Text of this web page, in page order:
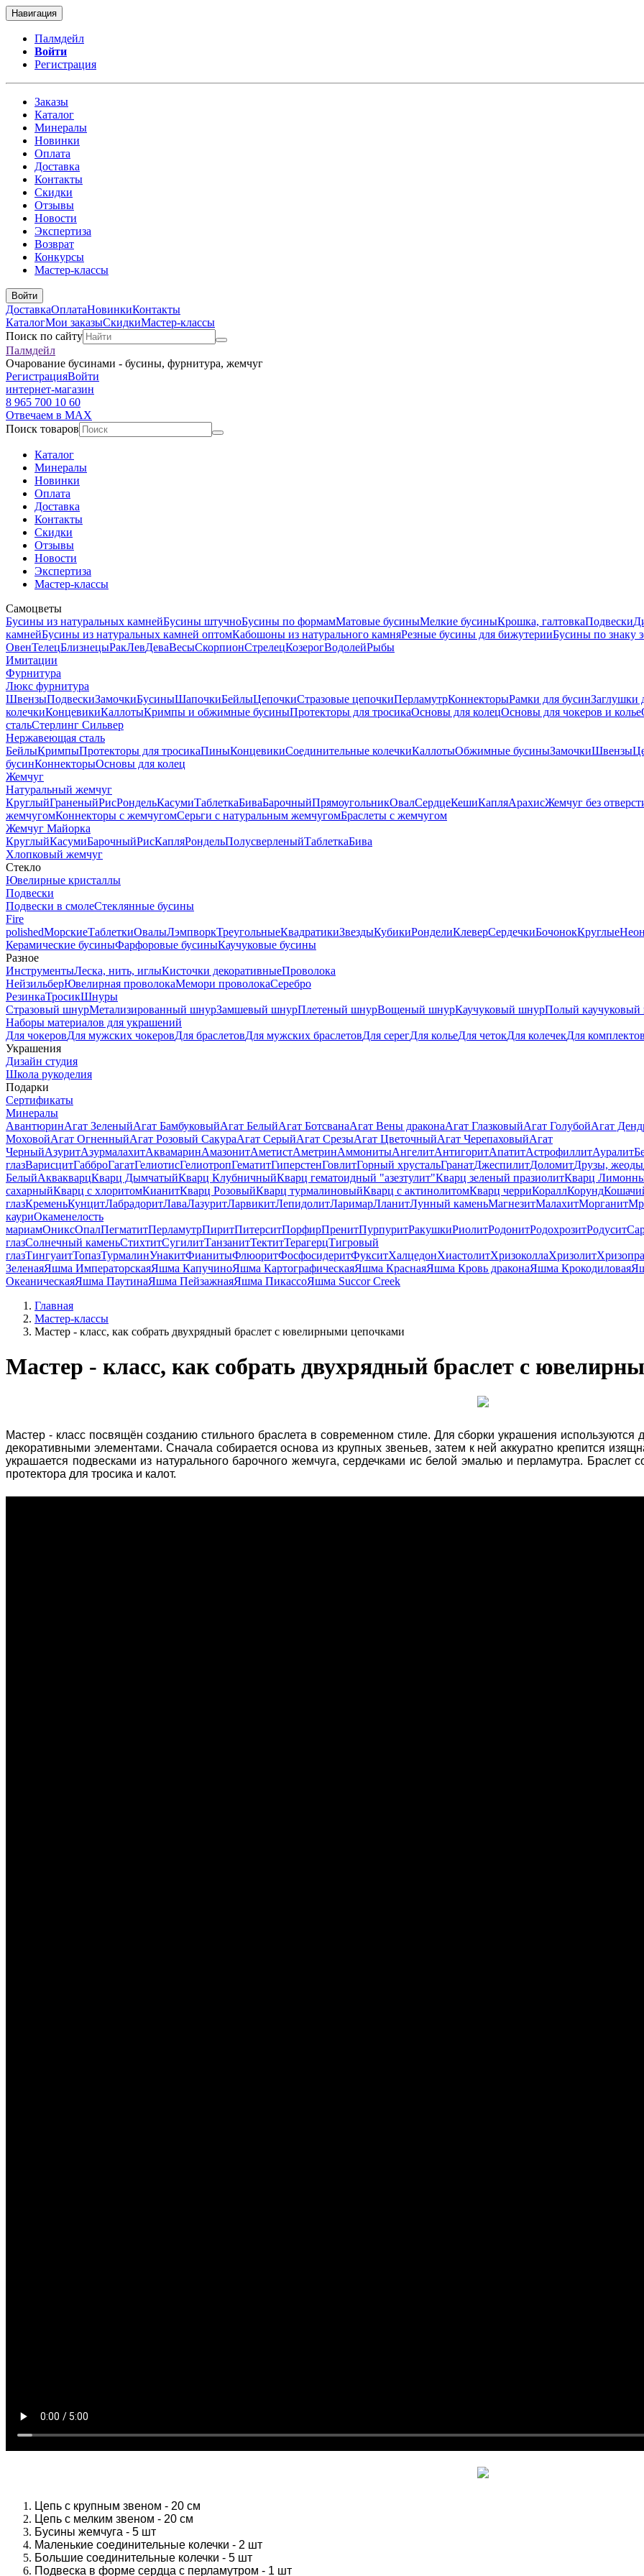
Навигация
Палмдейл
Войти
Регистрация
Заказы
Каталог
Минералы
Новинки
Оплата
Доставка
Контакты
Скидки
Отзывы
Новости
Экспертиза
Возврат
Конкурсы
Мастер-классы
Войти
ДоставкаОплатаНовинкиКонтакты
КаталогМои заказыСкидкиМастер-классы
Поиск по сайту
Палмдейл
Очарование бусинами - бусины, фурнитура, жемчуг
РегистрацияВойти
интернет-магазин
8 965 700 10 60
Отвечаем в MAX
Поиск товаров
Каталог
Минералы
Новинки
Оплата
Доставка
Контакты
Скидки
Отзывы
Новости
Экспертиза
Мастер-классы
Самоцветы
Бусины из натуральных камнейБусины штучноБусины по формамМатовые бусиныМелкие бусиныКрошка, галтовкаПодвески
камнейБусины из натуральных камней оптомКабошоны из натурального камняРезные бусины для бижутерииБусины по знаку
ОвенТелецБлизнецыРакЛевДеваВесыСкорпионСтрелецКозерогВодолейРыбы
Имитации
Фурнитура
Люкс фурнитура
ШвензыПодвескиЗамочкиБусиныШапочкиБейлыЦепочкиСтразовые цепочкиПерламутрКоннекторыРамки для бусинЗаглушки
колечкиКонцевикиКаллотыКримпы и обжимные бусиныПротекторы для тросикаОсновы для колецОсновы для чокеров и колье
стальСтерлинг Сильвер
Нержавеющая сталь
БейлыКримпыПротекторы для тросикаПиныКонцевикиСоединительные колечкиКаллотыОбжимные бусиныЗамочкиШвензы
бусинКоннекторыОсновы для колец
Жемчуг
Натуральный жемчуг
КруглыйГраненыйРисРондельКасумиТаблеткаБиваБарочныйПрямоугольникОвалСердцеКешиКапляАрахисЖемчуг без
жемчугомКоннекторы с жемчугомСерьги с натуральным жемчугомБраслеты с жемчугом
Жемчуг Майорка
КруглыйКасумиБарочныйРисКапляРондельПолусверленыйТаблеткаБива
Хлопковый жемчуг
Стекло
Ювелирные кристаллы
Подвески
Подвески в смолеСтеклянные бусины
Fire
polishedМорскиеТаблеткиОвалыЛэмпворкТреугольныеКвадратикиЗвездыКубикиРонделиКлеверСердечкиБочонокКруглые
Керамические бусиныФарфоровые бусиныКаучуковые бусины
Разное
ИнструментыЛеска, нить, иглыКисточки декоративныеПроволока
НейзильберЮвелирная проволокаМемори проволокаСеребро
РезинкаТросикШнуры
Стразовый шнурМетализированный шнурЗамшевый шнурПлетеный шнурВощеный шнурКаучуковый шнурПолый
Наборы материалов для украшений
Для чокеровДля мужских чокеровДля браслетовДля мужских браслетовДля серегДля кольеДля четокДля колечекДля
Украшения
Дизайн студия
Школа рукоделия
Подарки
Сертификаты
Минералы
АвантюринАгат ЗеленыйАгат БамбуковыйАгат БелыйАгат БотсванаАгат Вены драконаАгат ГлазковыйАгат ГолубойАгат
МоховойАгат ОгненныйАгат Розовый СакураАгат СерыйАгат СрезыАгат ЦветочныйАгат ЧерепаховыйАгат
ЧерныйАзуритАзурмалахитАквамаринАмазонитАметистАметринАммонитыАнгелитАнтигоритАпатитАстрофиллитАуралит
глазВарисцитГабброГагатГелиотисГелиотропГематитГиперстенГовлитГорный хрустальГранатДжеспилитДоломитДрузы, жеоды
БелыйАквакварцКварц ДымчатыйКварц КлубничныйКварц гематоидный "азезтулит"Кварц зеленый празиолитКварц
сахарныйКварц с хлоритомКианитКварц РозовыйКварц турмалиновыйКварц с актинолитомКварц черриКораллКорунд
глазКременьКунцитЛабрадоритЛаваЛазуритЛарвикитЛепидолитЛаримарЛланитЛунный каменьМагнезитМалахитМорганит
кауриОкаменелость
мариамОниксОпалПегматитПерламутрПиритПитерситПорфирПренитПурпуритРакушкиРиолитРодонитРодохрозитРодусит
глазСолнечный каменьСтихтитСугилитТанзанитТектитТерагерцТигровый
глазТингуаитТопазТурмалинУнакитФианитыФлюоритФосфосидеритФукситХалцедонХиастолитХризоколлаХризолит
ЗеленаяЯшма ИмператорскаяЯшма КапучиноЯшма КартографическаяЯшма КраснаяЯшма Кровь драконаЯшма Крокодиловая
ОкеаническаяЯшма ПаутинаЯшма ПейзажнаяЯшма ПикассоЯшма Succor Creek
Главная
Мастер-классы
Мастер - класс, как собрать двухрядный браслет с ювелирными цепочками
Мастер - класс, как собрать двухрядный браслет с
Мастер - класс посвящён созданию стильного браслета в современном стиле. Для сборки украшения
декоративными элементами. Сначала собирается основа из крупных звеньев, затем к ней аккуратно крепится
украшается подвесками из натурального барочного жемчуга, сердечками ис белой эмалью и перламутра. Браслет
протектора для тросика и калот.
Цепь с крупным звеном - 20 см
Цепь с мелким звеном - 20 см
Бусины жемчуга - 5 шт
Маленькие соединительные колечки - 2 шт
Большие соединительные колечки - 5 шт
Подвеска в форме сердца с перламутром - 1 шт